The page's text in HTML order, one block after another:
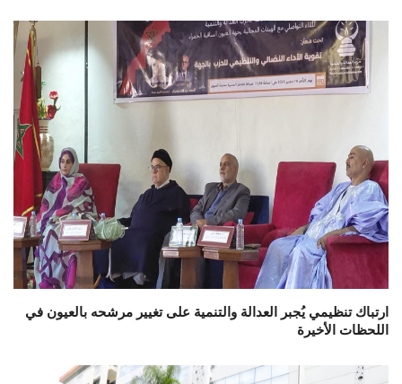
ارتباك تنظيمي يُجبر العدالة والتنمية على تغيير مرشحه بالعيون في
اللحظات الأخيرة